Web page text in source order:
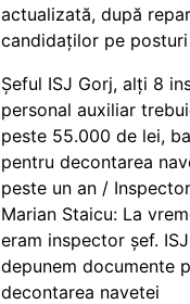
actualizată, după
candidaților pe
Șeful ISJ Gorj, alți 8
personal auxiliar
peste 55.000 de lei,
pentru decontarea
peste un an /
Marian Staicu: La
eram inspector șef.
depunem documente
decontarea navetei